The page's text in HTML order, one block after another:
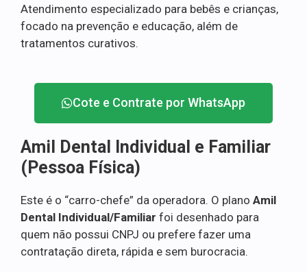
Atendimento especializado para bebês e crianças,
focado na prevenção e educação, além de
tratamentos curativos.
Cote e Contrate por WhatsApp
Amil Dental Individual e Familiar
(Pessoa Física)
Este é o “carro-chefe” da operadora. O plano Amil
Dental Individual/Familiar foi desenhado para
quem não possui CNPJ ou prefere fazer uma
contratação direta, rápida e sem burocracia.